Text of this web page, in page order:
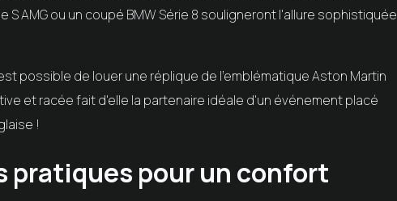
AMG ou un coupé BMW Série 8 souligneront l'allure sophistiquée
possible de louer une réplique de l'emblématique Aston Martin
et racée fait d'elle la partenaire idéale d'un événement placé
!
pratiques pour un confort